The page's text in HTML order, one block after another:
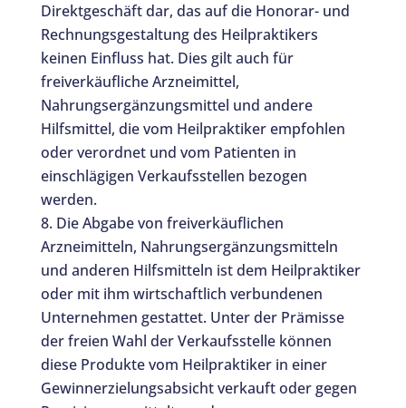
Direktgeschäft dar, das auf die Honorar- und
Rechnungsgestaltung des Heilpraktikers
keinen Einfluss hat. Dies gilt auch für
freiverkäufliche Arzneimittel,
Nahrungsergänzungsmittel und andere
Hilfsmittel, die vom Heilpraktiker empfohlen
oder verordnet und vom Patienten in
einschlägigen Verkaufsstellen bezogen
werden.
Die Abgabe von freiverkäuflichen
Arzneimitteln, Nahrungsergänzungsmitteln
und anderen Hilfsmitteln ist dem Heilpraktiker
oder mit ihm wirtschaftlich verbundenen
Unternehmen gestattet. Unter der Prämisse
der freien Wahl der Verkaufsstelle können
diese Produkte vom Heilpraktiker in einer
Gewinnerzielungsabsicht verkauft oder gegen